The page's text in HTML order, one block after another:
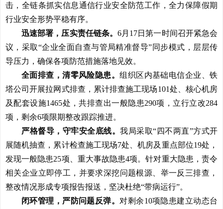
击 ，全链条抓实信息通信行业安全防范工作，全力保障假期
行业安全形势平稳有序。
迅速部署，压实责任链条。6月17日第一时间召开紧急会
议 ，采取“企业全面自查与管局精准督导”同步模式，层层传
导压力，确保各项防范措施落地见效。
全面排查，清零风险隐患。组织区内基础电信企业、铁
塔公司开展拉网式排查，累计排查施工现场101处、核心机房
及配套设施1465处，共排查出一般隐患290项，立行立改284
项，剩余6项限期整改跟踪推进。
严格督导 ，守牢安全底线。 我局采取“四不两直”方式开
展随机抽查，累计检查施工现场7处、机房及重点部位19处，
发现一般隐患25项、重大事故隐患4项。针对重大隐患， 责令
相关企业立即停工 ， 并要求深挖问题根源、举一反三排查 ，
整改情况形成专项报告报送 ，坚决杜绝“带病运行”。
闭环管理 ，严防问题反弹。 对剩余10项隐患建立动态台